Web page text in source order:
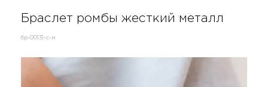
Браслет ромбы жесткий металл
бр-00131-с-м